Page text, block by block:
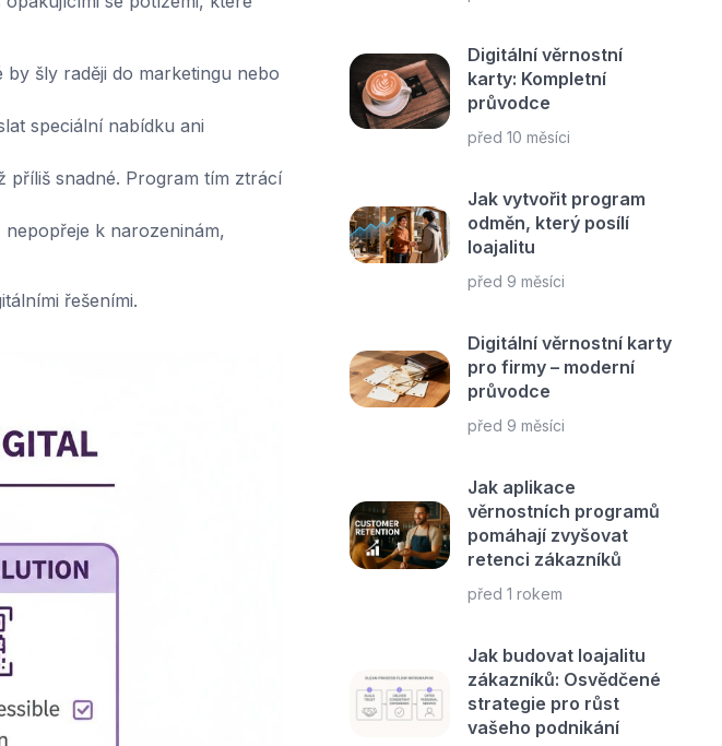
by šly raději do marketingu nebo
speciální nabídku ani
příliš snadné. Program tím ztrácí
k narozeninám,
řešeními.
Digitální věrnostní
karty: Kompletní
průvodce
před 10 měsíci
Jak vytvořit program
odměn, který posílí
loajalitu
před 9 měsíci
Digitální věrnostní karty
pro firmy – moderní
průvodce
před 9 měsíci
Jak aplikace
věrnostních programů
pomáhají zvyšovat
retenci zákazníků
před 1 rokem
Jak budovat loajalitu
zákazníků: Osvědčené
strategie pro růst
vašeho podnikání